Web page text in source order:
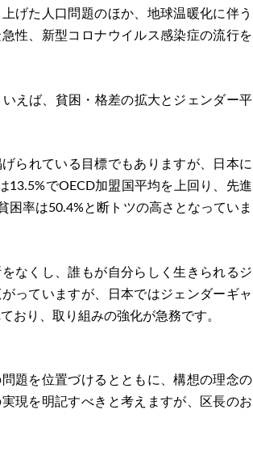
げた人口問題のほか、地球温暖化に伴う
性、新型コロナウイルス感染症の流行を
えば、貧困・格差の拡大とジェンダー平
られている目標でもありますが、日本に
13.5%でOECD加盟国平均を上回り、先進
困率は50.4%と断トツの高さとなっていま
なくし、誰もが自分らしく生きられるジ
っていますが、日本ではジェンダーギャ
おり、取り組みの強化が急務です。
題を位置づけるとともに、構想の理念の
現を明記すべきと考えますが、区長のお